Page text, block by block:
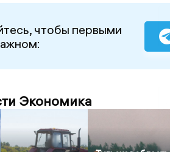
чтобы первыми
Экономика